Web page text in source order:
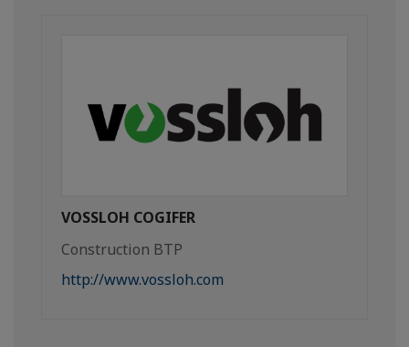
VOSSLOH COGIFER
Construction BTP
http://www.vossloh.com